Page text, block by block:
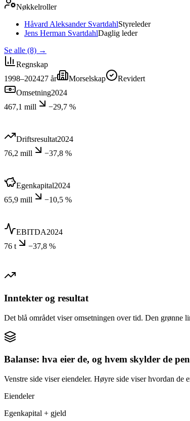
Nøkkelroller
Håvard Aleksander SvartdahlStyreleder
Jens Herman SvartdahlDaglig leder
Se alle (8) →
Regnskap
1998–202427 år Morselskap
Revidert
Omsetning2024
467,1 mill
−29,7 %
Driftsresultat2024
76,2 mill
−37,8 %
Egenkapital2024
65,9 mill
−10,5 %
EBITDA2024
76 t
−37,8 %
Inntekter og resultat
Det blå området viser omsetningen over tid. Den grønne
Balanse: hva eier de, og hvem skylder de
Venstre side viser eiendeler. Høyre side viser hvordan
Eiendeler
Egenkapital + gjeld